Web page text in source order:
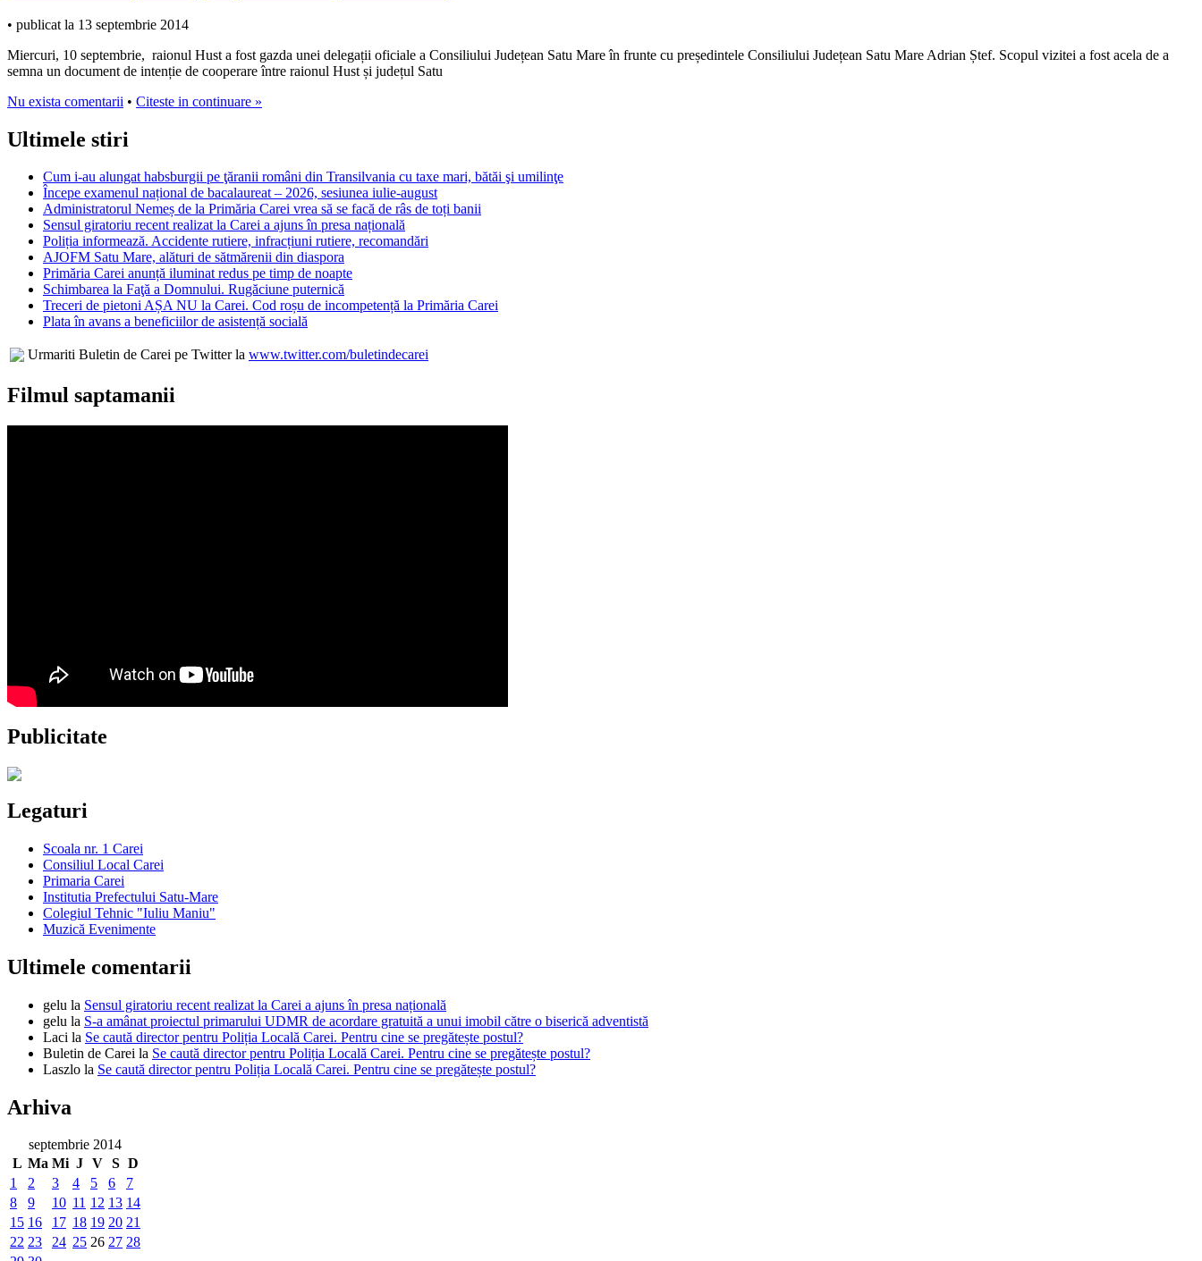
• publicat la 13 septembrie 2014
Miercuri, 10 septembrie, raionul Hust a fost gazda unei delegații oficiale a Consiliului Județean Satu Mare în frunte cu președintele Consiliului Județean Satu Mare Adrian Ștef. Scopul vizitei a fost acela de a
semna un document de intenție de cooperare între raionul Hust și județul Satu
Nu exista comentarii • Citeste in continuare »
Ultimele stiri
Cum i-au alungat habsburgii pe ţăranii români din Transilvania cu taxe mari, bătăi şi umilinţe
Începe examenul național de bacalaureat – 2026, sesiunea iulie-august
Administratorul Nemeș de la Primăria Carei vrea să se facă de râs de toți banii
Sensul giratoriu recent realizat la Carei a ajuns în presa națională
Poliția informează. Accidente rutiere, infracțiuni rutiere, recomandări
AJOFM Satu Mare, alături de sătmărenii din diaspora
Primăria Carei anunță iluminat redus pe timp de noapte
Schimbarea la Faţă a Domnului. Rugăciune puternică
Treceri de pietoni AȘA NU la Carei. Cod roșu de incompetență la Primăria Carei
Plata în avans a beneficiilor de asistență socială
Urmariti Buletin de Carei pe Twitter la www.twitter.com/buletindecarei
Filmul saptamanii
Publicitate
Legaturi
Scoala nr. 1 Carei
Consiliul Local Carei
Primaria Carei
Institutia Prefectului Satu-Mare
Colegiul Tehnic "Iuliu Maniu"
Muzică Evenimente
Ultimele comentarii
gelu la Sensul giratoriu recent realizat la Carei a ajuns în presa națională
gelu la S-a amânat proiectul primarului UDMR de acordare gratuită a unui imobil către o biserică adventistă
Laci la Se caută director pentru Poliția Locală Carei. Pentru cine se pregătește postul?
Buletin de Carei la Se caută director pentru Poliția Locală Carei. Pentru cine se pregătește postul?
Laszlo la Se caută director pentru Poliția Locală Carei. Pentru cine se pregătește postul?
Arhiva
septembrie 2014
L Ma Mi J V S D
1
2 3 4 5 6
7
8
9 10 11 12 13 14
15 16 17 18 19 20 21
22 23 24 25 26 27 28